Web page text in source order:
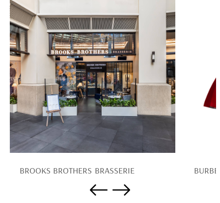
BROOKS BROTHERS BRASSERIE